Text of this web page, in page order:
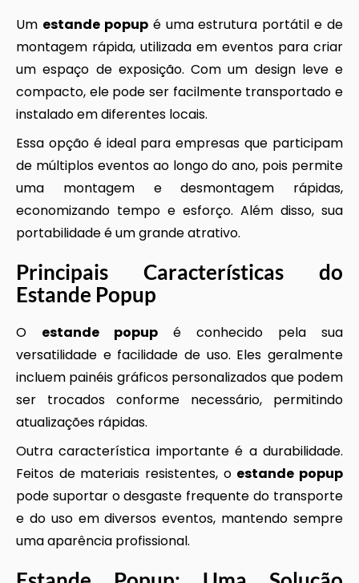
Um estande popupé uma estrutura portátil e de
montagem rápida, utilizada em eventos para criar
um espaço de exposição. Com um design leve e
compacto, ele pode ser facilmente transportado e
instalado em diferentes locais.
Essa opção é ideal para empresas que participam
de múltiplos eventos ao longo do ano, pois permite
uma montagem e desmontagem rápidas,
economizando tempo e esforço. Além disso, sua
portabilidade é um grande atrativo.
Principais Características do
Estande Popup
O estande popup é conhecido pela sua
versatilidade e facilidade de uso. Eles geralmente
incluem painéis gráficos personalizados que podem
ser trocados conforme necessário, permitindo
atualizações rápidas.
Outra característica importante é a durabilidade.
Feitos de materiais resistentes, o estande popup
pode suportar o desgaste frequente do transporte
e do uso em diversos eventos, mantendo sempre
uma aparência profissional.